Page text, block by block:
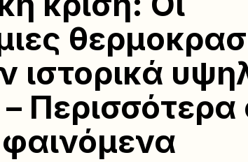
ιστορικά
Περισσότερα
φαινόμενα